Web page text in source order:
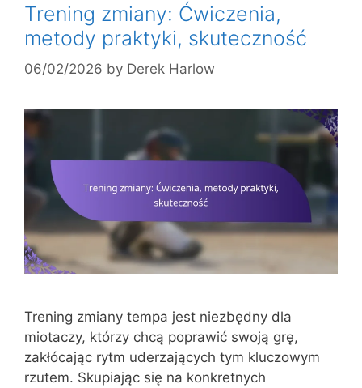
Trening zmiany: Ćwiczenia,
metody praktyki, skuteczność
06/02/2026 by Derek Harlow
Trening zmiany tempa jest niezbędny dla
miotaczy, którzy chcą poprawić swoją grę,
zakłócając rytm uderzających tym kluczowym
rzutem. Skupiając się na konkretnych